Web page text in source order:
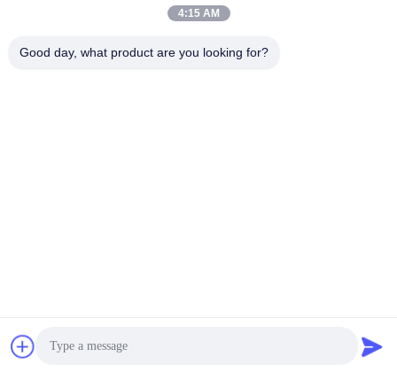
Быстрый контакт
Поставщик. © авторского права 2012-2026 SUPER SECURITY
LTD . Все права защищены.
4:15 AM
Good day, what product are you looking for?